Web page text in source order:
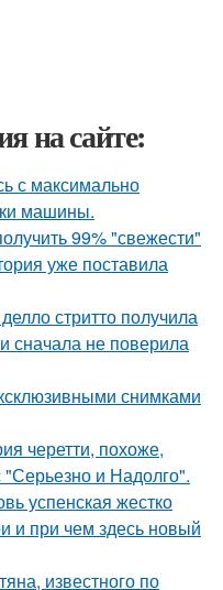
на сайте:
с максимально
машины.
99% "свежести"
уже поставила
стритто получила
сначала не поверила
снимками
черетти, похоже,
"Серьезно и Надолго".
успенская жестко
и при чем здесь новый
известного по